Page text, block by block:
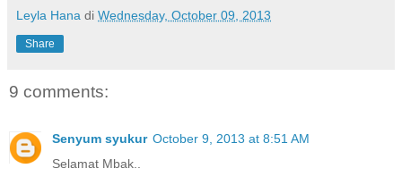
Leyla Hana di Wednesday, October 09, 2013
Share
9 comments:
Senyum syukur October 9, 2013 at 8:51 AM
Selamat Mbak..